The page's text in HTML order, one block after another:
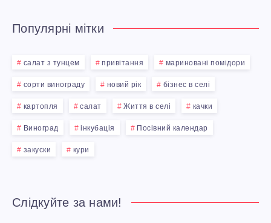
Т
А
Д
Л
Я
І
А
Й
О
Н
Е
І
Популярні мітки
салат з тунцем привітання мариновані помідори
сорти винограду новий рік бізнес в селі
картопля салат Життя в селі качки
Виноград інкубація Посівний календар
закуски кури
Слідкуйте за нами!